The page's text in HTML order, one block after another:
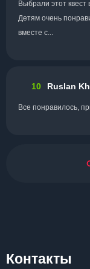
Выбрали этот
Детям очень
вместе с...
10 Ruslan
Все понравилось,
Контакты